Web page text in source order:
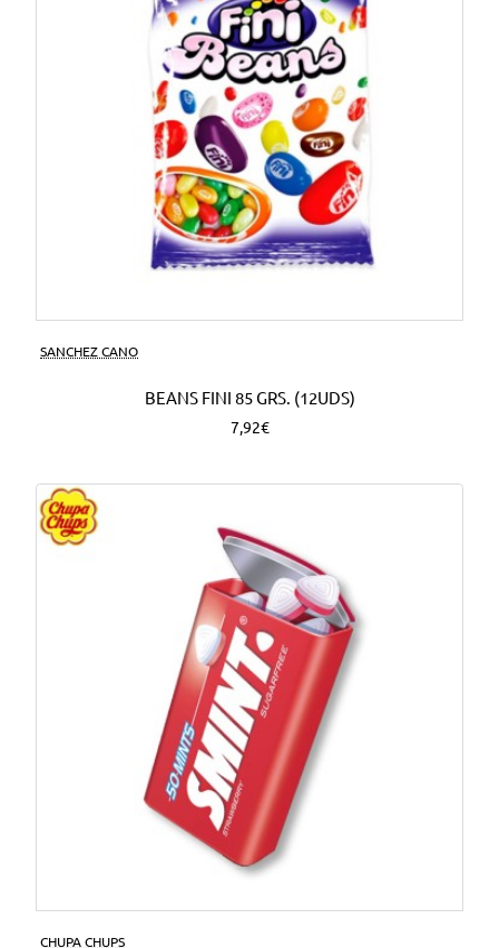
SANCHEZ CANO
BEANS FINI 85 GRS. (12UDS)
7,92€
CHUPA CHUPS